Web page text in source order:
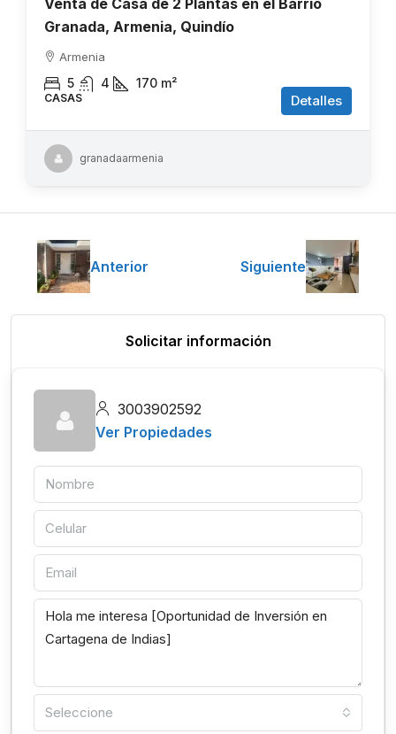
Venta de Casa de 2 Plantas en el Barrio
Granada, Armenia, Quindío
Armenia
5 4 170 m²
CASAS Detalles
granadaarmenia
Anterior Siguiente
Solicitar información
3003902592
Ver Propiedades
Seleccione